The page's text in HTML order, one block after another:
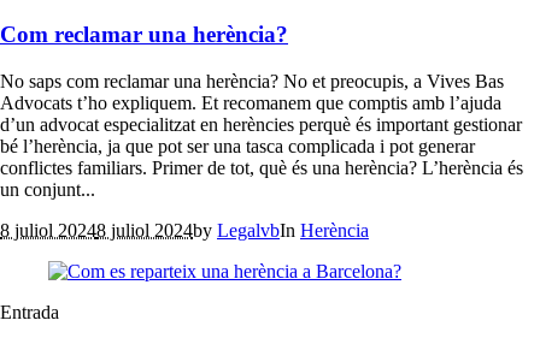
Com reclamar una herència?
No saps com reclamar una herència? No et preocupis, a Vives Bas
Advocats t’ho expliquem. Et recomanem que comptis amb l’ajuda
d’un advocat especialitzat en herències perquè és important gestionar
bé l’herència, ja que pot ser una tasca complicada i pot generar
conflictes familiars. Primer de tot, què és una herència? L’herència és
un conjunt...
8 juliol 20248 juliol 2024by LegalvbIn Herència
Entrada